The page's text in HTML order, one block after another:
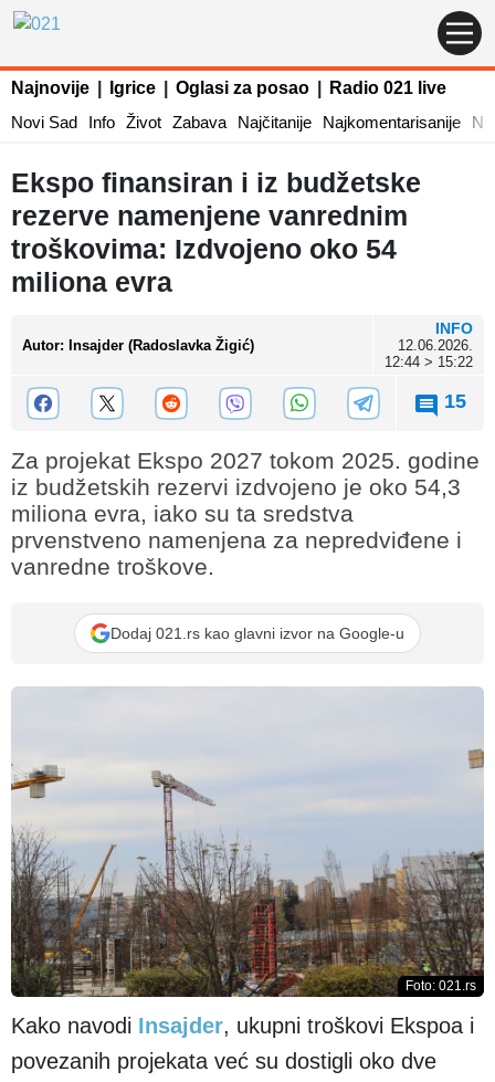
Najnovije Igrice Oglasi za posao
Radio 021 live
Novi Sad
Info Život Zabava Najčitanije Najkomentarisanije
Ekspo finansiran i iz budžetske
rezerve namenjene vanrednim
troškovima: Izdvojeno oko 54
miliona evra
Autor: Insajder (Radoslavka Žigić)
INFO
12.06.2026.
12:44 > 15:22
15
Za projekat Ekspo 2027 tokom 2025. godine
iz budžetskih rezervi izdvojeno je oko 54,3
miliona evra, iako su ta sredstva
prvenstveno namenjena za nepredviđene i
vanredne troškove.
Dodaj 021.rs kao glavni izvor na Google-u
Foto: 021.rs
Kako navodi Insajder, ukupni troškovi Ekspoa i
povezanih projekata već su dostigli oko dve